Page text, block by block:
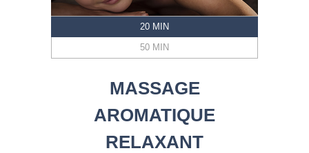
20 MIN
50 MIN
MASSAGE
AROMATIQUE
RELAXANT